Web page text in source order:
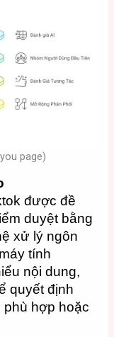
page)
được đề
duyệt bằng
xử lý ngôn
tính
nội dung,
quyết định
phù hợp hoặc